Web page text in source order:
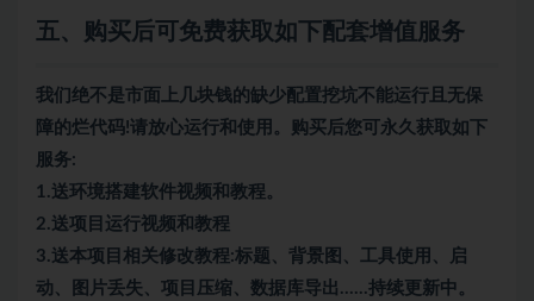
五、购买后可免费获取如下配套增值服务
我们绝不是市面上几块钱的缺少配置挖坑不能运行且无保
障的烂代码!请放心运行和使用。购买后您可永久获取如下
服务:
1.送环境搭建软件视频和教程。
2.送项目运行视频和教程
3.送本项目相关修改教程:标题、背景图、工具使用、启
动、图片丢失、项目压缩、数据库导出……持续更新中。